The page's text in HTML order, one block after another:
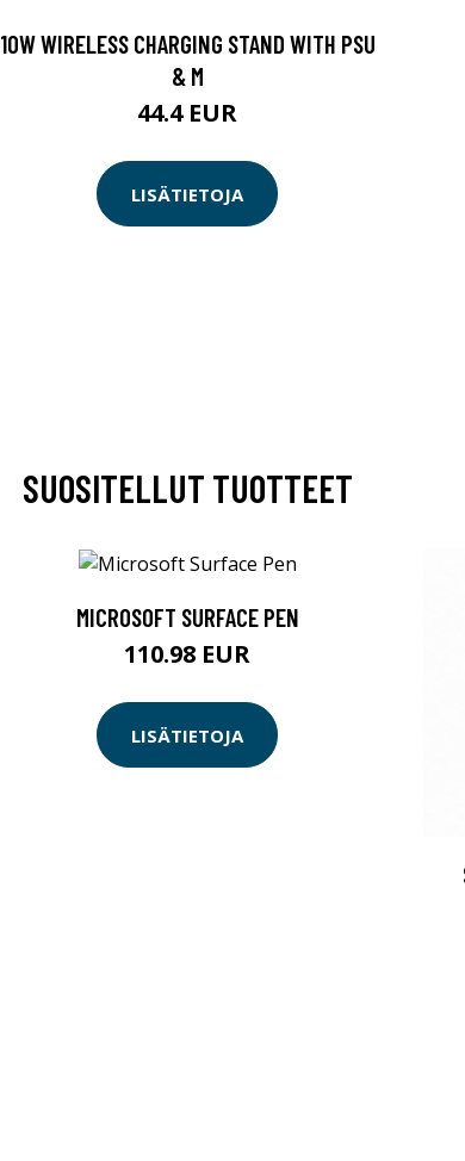
10W WIRELESS CHARGING STAND WITH PSU
& M
44.4 EUR
LISÄTIETOJA
SUOSITELLUT TUOTTEET
MICROSOFT SURFACE PEN
110.98 EUR
LISÄTIETOJA